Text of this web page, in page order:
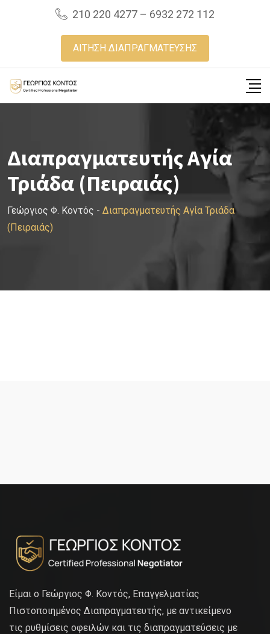
210 220 4277 – 6932 272 112
ΑΙΤΗΣΗ ΔΙΑΠΡΑΓΜΑΤΕΥΣΗΣ
Διαπραγματευτής Αγία
Τριάδα (Πειραιάς)
Γεώργιος Φ. Κοντός - Διαπραγματευτής Αγία Τριάδα
(Πειραιάς)
Είμαι ο Γεώργιος Φ. Κοντός, Επαγγελματίας
Πιστοποιημένος Διαπραγματευτής, με αντικείμενο
τις ρυθμίσεις οφειλών και τις διαπραγματεύσεις με